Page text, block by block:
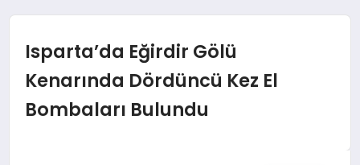
GÜNCEL
SPOR & FITNESS
Isparta’da Eğirdir Gölü
Kenarında Dördüncü Kez El
Bombaları Bulundu